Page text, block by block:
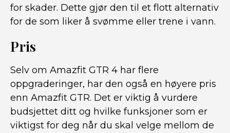
for skader. Dette gjør den til et flott alternativ
for de som liker å svømme eller trene i vann.
Pris
Selv om Amazfit GTR 4 har flere
oppgraderinger, har den også en høyere pris
enn Amazfit GTR. Det er viktig å vurdere
budsjettet ditt og hvilke funksjoner som er
viktigst for deg når du skal velge mellom de